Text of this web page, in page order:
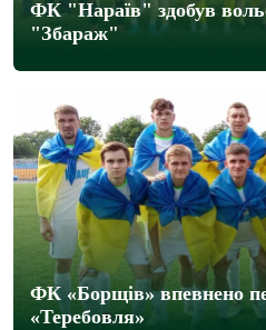
ФК "Нараїв" здобув
"Збараж"
ФК «Борщів» впевнено
«Теребовля»